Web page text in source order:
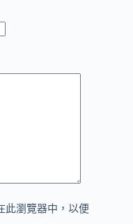
此瀏覽器中，以便